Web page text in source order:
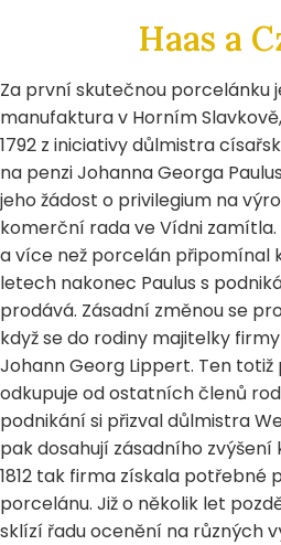
Haas a
Za první skutečnou porcelánku
manufaktura v Horním
1792 z iniciativy důlmistra
na penzi Johanna Georga
jeho žádost o privilegium na
komerční rada ve Vídni
a více než porcelán připomínal
letech nakonec Paulus s
prodává. Zásadní změnou se
když se do rodiny majitelky
Johann Georg Lippert. Ten
odkupuje od ostatních členů
podnikání si přizval důlmistra
pak dosahují zásadního zvýšení
1812 tak firma získala potřebné
porcelánu. Již o několik let
sklízí řadu ocenění na různých